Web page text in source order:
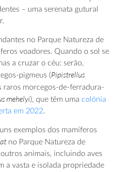
– uma serenata gutural
no Parque Natureza de
voadores. Quando o sol se
a cruzar o céu: serão,
pigmeus (Pipistrellus
raros morcegos-de-ferradura-
mehelyi), que têm uma colónia
em 2022.
exemplos dos mamíferos
no Parque Natureza de
animais, incluindo aves
a vasta e isolada propriedade